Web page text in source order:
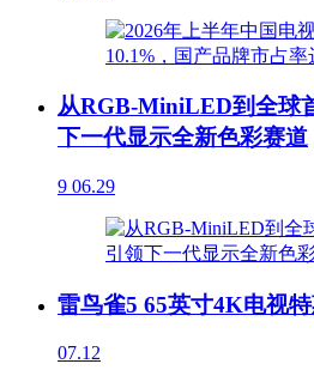
从RGB-MiniLED到全球
下一代显示全新色彩赛道
9 06.29
雷鸟雀5 65英寸4K电视
07.12